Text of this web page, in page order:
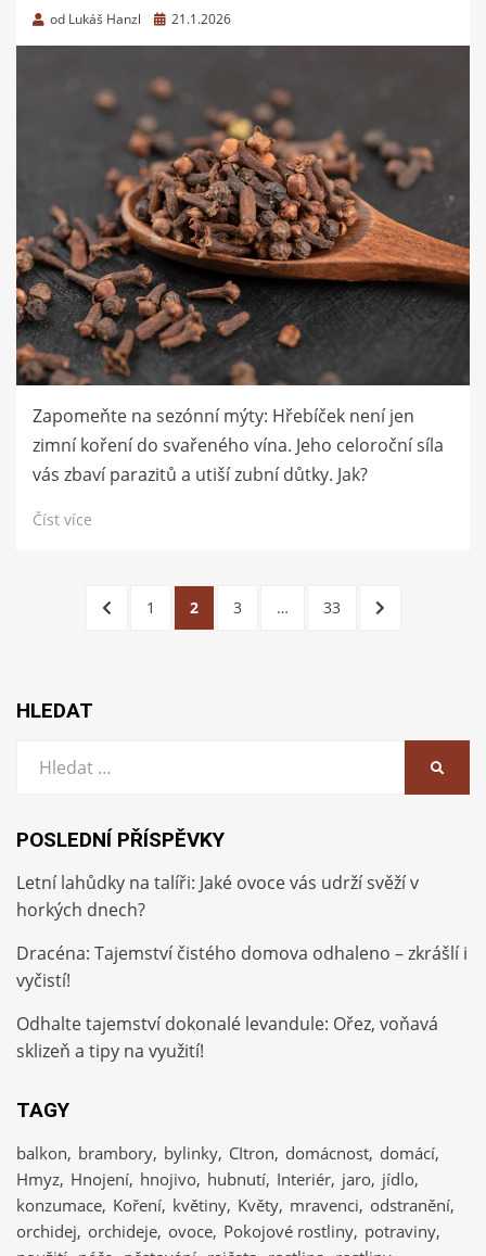
od Lukáš Hanzl
Zveřejněno
21.1.2026
Zapomeňte na sezónní mýty: Hřebíček není jen
zimní koření do svařeného vína. Jeho celoroční síla
vás zbaví parazitů a utiší zubní důtky. Jak?
Číst více
StránkováníPŘEDCHOZÍ
STRÁNKA
STRÁNKA
1 STRÁNKA
2 STRÁNKA
3 … STRÁNKA
33
DALŠÍ
HLEDAT
POSLEDNÍ PŘÍSPĚVKY
Letní lahůdky na talíři: Jaké ovoce vás udrží svěží v
horkých dnech?
Dracéna: Tajemství čistého domova odhaleno – zkrášlí i
vyčistí!
Odhalte tajemství dokonalé levandule: Ořez, voňavá
sklizeň a tipy na využití!
TAGY
balkon brambory bylinky CItron domácnost domácí
Hmyz Hnojení hnojivo hubnutí Interiér jaro jídlo
konzumace Koření květiny Květy mravenci odstranění
orchidej orchideje ovoce Pokojové rostliny potraviny